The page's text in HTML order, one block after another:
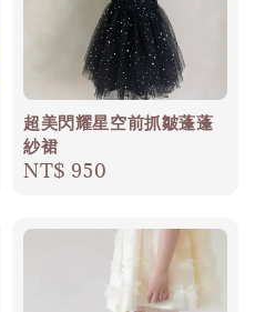
超美閃耀星空前抓皺蓬蓬
紗裙
Regular
NT$ 950